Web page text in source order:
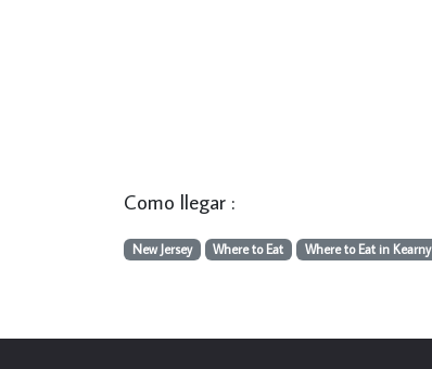
Como llegar :
New Jersey Where to Eat Where to Eat in Kearny